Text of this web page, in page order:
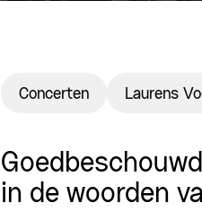
Concerten Laurens
in de woorden